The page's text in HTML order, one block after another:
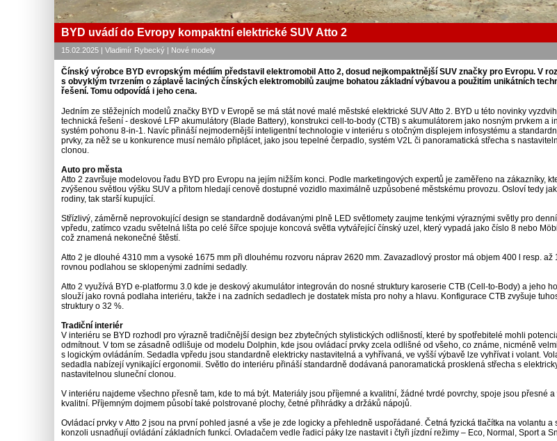
BYD uvádí do Evropy kompaktní elektrické SUV Atto 2
15.02.2025 | Vladimír Rybecký | Nové modely
Čínský výrobce BYD evropským médiím představil elektromobil Atto 2, dosud nejkompaktnější SUV značky pro Evropu. V
s obvyklým tvrzením o záplavě laciných čínských elektromobilů zaujme bohatou základní výbavou a použitím unikátních
řešení. Tomu odpovídá i jeho cena.
Jedním ze stěžejních modelů značky BYD v Evropě se má stát nové malé městské elektrické SUV Atto 2. BYD u této novinky
technická řešení - deskové LFP akumulátory (Blade Battery), konstrukci cell-to-body (CTB) s akumulátorem jako nosným prvkem a
systém pohonu 8-in-1. Navíc přináší nejmodernější inteligentní technologie v interiéru s otočným displejem infosystému a
prvky, za něž se u konkurence musí nemálo připlácet, jako jsou tepelné čerpadlo, systém V2L či panoramatická střecha s
clonou.
Auto pro města
Atto 2 završuje modelovou řadu BYD pro Evropu na jejím nižším konci. Podle marketingových expertů je zaměřeno na zákazníky,
zvýšenou světlou výšku SUV a přitom hledají cenově dostupné vozidlo maximálně uzpůsobené městskému provozu. Osloví tedy
rodiny, tak starší kupující.
Střízlivý, záměrně neprovokující design se standardně dodávanými plně LED světlomety zaujme tenkými výraznými světly pro
vpředu, zatímco vzadu světelná lišta po celé šířce spojuje koncová světla vytvářející čínský uzel, který vypadá jako číslo 8 nebo
což znamená nekonečné štěstí.
Atto 2 je dlouhé 4310 mm a vysoké 1675 mm při dlouhému rozvoru náprav 2620 mm. Zavazadlový prostor má objem 400 l resp. až
rovnou podlahou se sklopenými zadními sedadly.
Atto 2 využívá BYD e-platformu 3.0 kde je deskový akumulátor integrován do nosné struktury karoserie CTB (Cell-to-Body) a jeho
slouží jako rovná podlaha interiéru, takže i na zadních sedadlech je dostatek místa pro nohy a hlavu. Konfigurace CTB zvyšuje
struktury o 32 %.
Tradiční interiér
V interiéru se BYD rozhodl pro výrazně tradičnější design bez zbytečných stylistických odlišností, které by spotřebitelé mohli
odmítnout. V tom se zásadně odlišuje od modelu Dolphin, kde jsou ovládací prvky zcela odlišné od všeho, co známe, nicméně
s logickým ovládáním. Sedadla vpředu jsou standardně elektricky nastavitelná a vyhřívaná, ve vyšší výbavě lze vyhřívat i volant.
sedadla nabízejí vynikající ergonomii. Světlo do interiéru přináší standardně dodávaná panoramatická prosklená střecha s
nastavitelnou sluneční clonou.
V interiéru najdeme všechno přesně tam, kde to má být. Materiály jsou příjemné a kvalitní, žádné tvrdé povrchy, spoje jsou přesné a
kvalitní. Příjemným dojmem působí také polstrované plochy, četné přihrádky a držáků nápojů.
Ovládací prvky v Atto 2 jsou na první pohled jasné a vše je zde logicky a přehledně uspořádané. Četná fyzická tlačítka na volantu a
konzoli usnadňují ovládání základních funkcí. Ovladačem vedle řadicí páky lze nastavit i čtyři jízdní režimy – Eco, Normal, Sport a